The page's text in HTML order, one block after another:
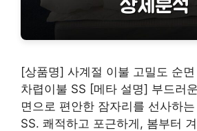
[상품명] 사계절 이불 고밀도 순
차렵이불 SS [메타 설명] 부드러
면으로 편안한 잠자리를 선사하
SS. 쾌적하고 포근하게, 봄부터